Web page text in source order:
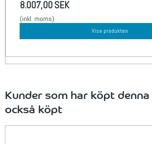
8.007,00 SEK
(inkl. moms)
Visa produkten
Kunder som har köpt
också köpt